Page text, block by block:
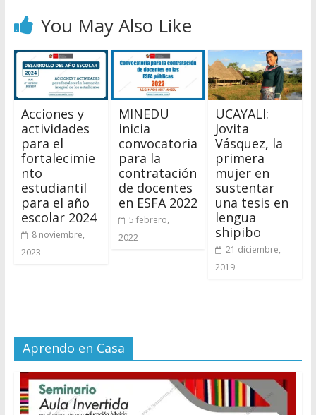
You May Also Like
Acciones y
actividades
para el
fortalecimie
nto
estudiantil
para el año
escolar 2024
8 noviembre,
2023
MINEDU
inicia
convocatoria
para la
contratación
de docentes
en ESFA 2022
5 febrero,
2022
UCAYALI:
Jovita
Vásquez, la
primera
mujer en
sustentar
una tesis en
lengua
shipibo
21 diciembre,
2019
Aprendo en Casa